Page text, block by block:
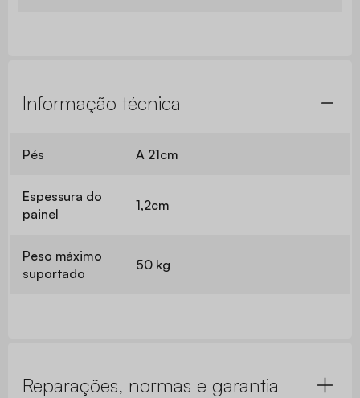
Informação técnica
Pés A 21cm
Espessura do
painel
1,2cm
Peso máximo
suportado
50 kg
Reparações, normas e garantia